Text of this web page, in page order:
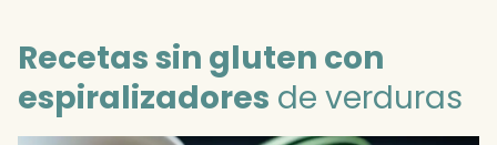
Recetas sin gluten con
espiralizadores de verduras